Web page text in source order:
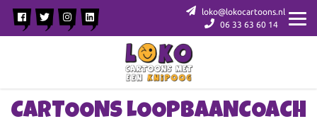
loko@lokocartoons.nl
06 33 63 60 14
CARTOONS LOOPBAANCOACH